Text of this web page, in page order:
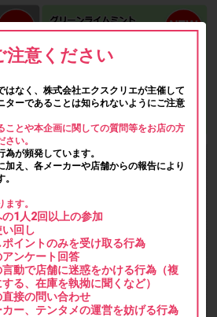
注意ください
はなく、株式会社エクスクリエが主催して
ターであることは知られないようにご注意
ことや本企画に関しての質問等をお店の方
い。
が頻発しています。
加え、各メーカーや店舗からの報告により
す。
の1人2回以上の参加
い回し
ポイントのみを受け取る行為
アンケート回答
言動で店舗に迷惑をかける行為（複
る、在庫を執拗に聞くなど）
直接の問い合わせ
カー、テンタメの運営を妨げる行為